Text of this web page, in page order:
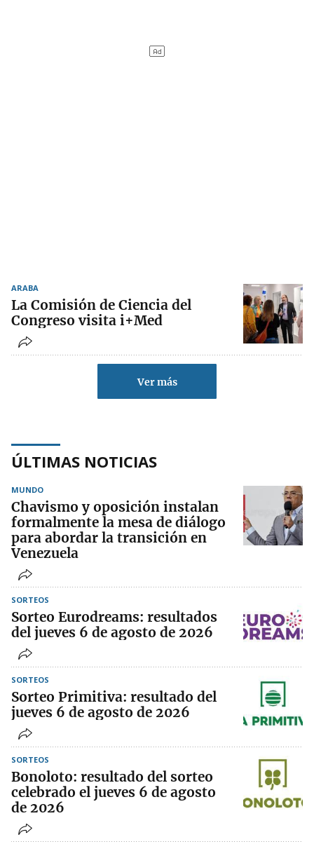
ARABA
La Comisión de Ciencia del
Congreso visita i+Med
Ver más
ÚLTIMAS NOTICIAS
MUNDO
Chavismo y oposición instalan
formalmente la mesa de diálogo
para abordar la transición en
Venezuela
SORTEOS
Sorteo Eurodreams: resultados
del jueves 6 de agosto de 2026
SORTEOS
Sorteo Primitiva: resultado del
jueves 6 de agosto de 2026
SORTEOS
Bonoloto: resultado del sorteo
celebrado el jueves 6 de agosto
de 2026